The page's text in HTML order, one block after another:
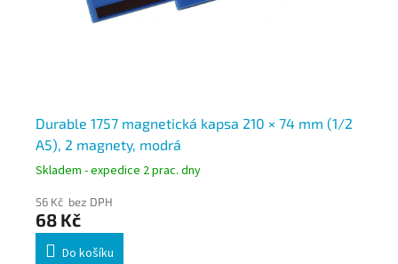
Durable 1757 magnetická kapsa 210 × 74 mm (1/2
A5), 2 magnety, modrá
Skladem - expedice 2 prac. dny
56 Kč bez DPH
68 Kč
Do košíku